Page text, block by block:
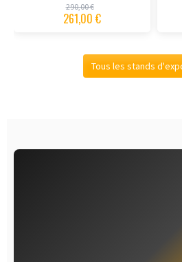
290,00 €
261,00 €
Tous les stands